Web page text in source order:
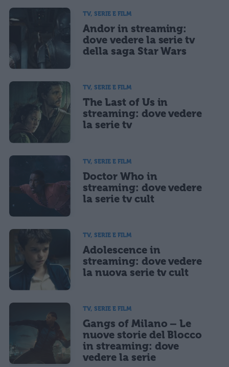
TV, SERIE E FILM
Andor in streaming:
dove vedere la serie tv
della saga Star Wars
TV, SERIE E FILM
The Last of Us in
streaming: dove vedere
la serie tv
TV, SERIE E FILM
Doctor Who in
streaming: dove vedere
la serie tv cult
TV, SERIE E FILM
Adolescence in
streaming: dove vedere
la nuova serie tv cult
TV, SERIE E FILM
Gangs of Milano – Le
nuove storie del Blocco
in streaming: dove
vedere la serie